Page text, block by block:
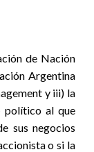
de Nación
Argentina
y iii) la
político al que
sus negocios
o si la